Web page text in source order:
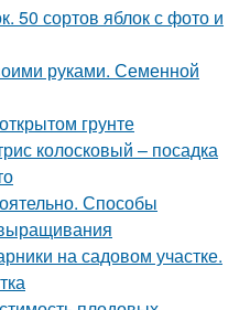
50 сортов яблок с фото и
руками. Семенной
грунте
колосковый – посадка
Способы
на садовом участке.